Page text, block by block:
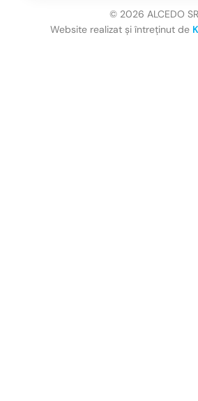
© 2026 ALCEDO
Website realizat și întreținut de